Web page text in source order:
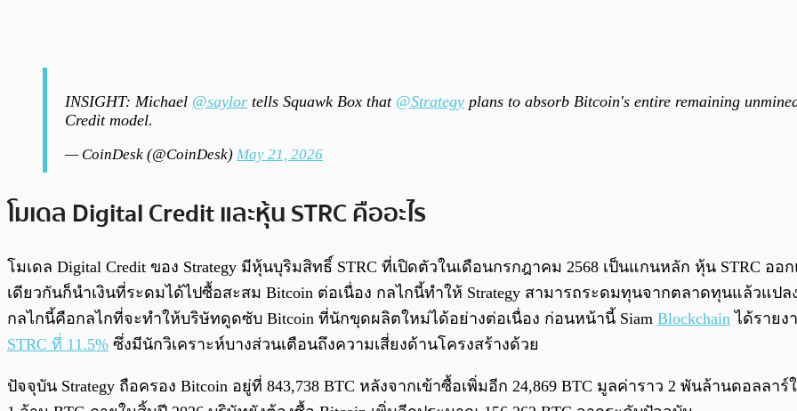
INSIGHT: Michael @saylor tells Squawk Box that @Strategy plans to absorb Bitcoin's entire remaining
Credit model.
— CoinDesk (@CoinDesk) May 21, 2026
โมเดล Digital Credit และหุ้น STRC คืออะไร
โมเดล Digital Credit ของ Strategy มีหุ้นบุริมสิทธิ์ STRC ที่เปิดตัวในเดือนกรกฎาคม 2568 เป็นแกนหลัก หุ้น STRC
เดียวกันก็นำเงินที่ระดมได้ไปซื้อสะสม Bitcoin ต่อเนื่อง กลไกนี้ทำให้ Strategy สามารถระดมทุนจากตลาดทุนแล้วแป
กลไกนี้คือกลไกที่จะทำให้บริษัทดูดซับ Bitcoin ที่นักขุดผลิตใหม่ได้อย่างต่อเนื่อง ก่อนหน้านี้ Siam Blockchain ได้รายง
STRC ที่ 11.5% ซึ่งมีนักวิเคราะห์บางส่วนเตือนถึงความเสี่ยงด้านโครงสร้างด้วย
ปัจจุบัน Strategy ถือครอง Bitcoin อยู่ที่ 843,738 BTC หลังจากเข้าซื้อเพิ่มอีก 24,869 BTC มูลค่าราว 2 พันล้านดอลลา